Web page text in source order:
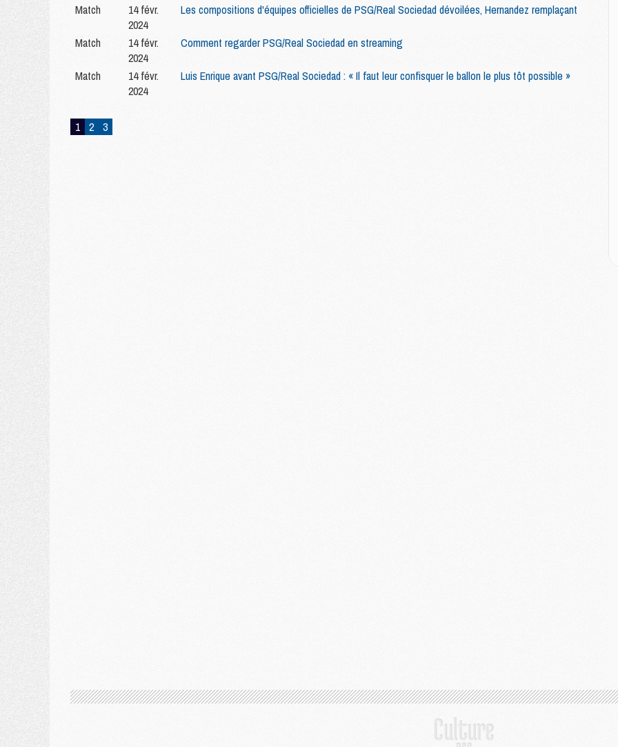
Match
14 févr.
2024
Les compositions d'équipes officielles de PSG/Real Sociedad dévoilées, Hernandez remplaçant
Match
14 févr.
2024
Comment regarder PSG/Real Sociedad en streaming
Match
14 févr.
2024
Luis Enrique avant PSG/Real Sociedad : « Il faut leur confisquer le ballon le plus tôt possible »
1 2 3